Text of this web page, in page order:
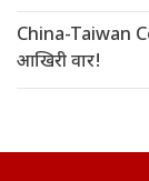
China-Taiwan
आखिरी वार!